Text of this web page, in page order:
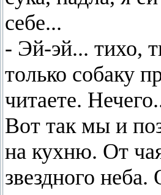
себе...
- Эй-эй... тихо,
только собаку
читаете.
Вот так мы и
на кухню. От
звездного